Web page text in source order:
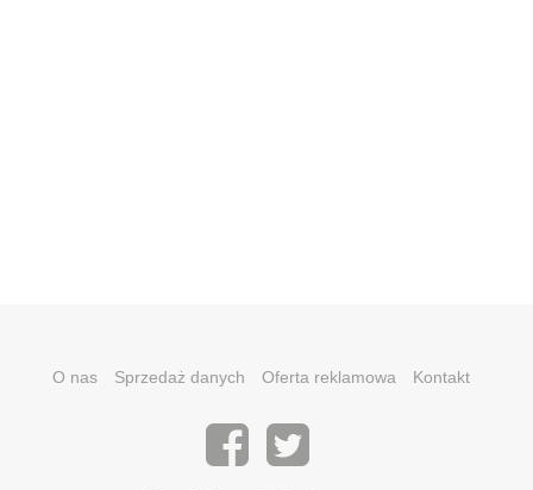
O nas Sprzedaż danych Oferta reklamowa Kontakt